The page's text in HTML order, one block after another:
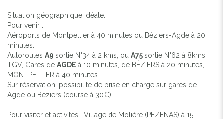
Situation géographique idéale.
Pour venir :
Aéroports de Montpellier à 40 minutes ou Béziers-Agde à 20
minutes.
Autoroutes A9 sortie N°34 à 2 kms, ou A75sortie N°62 à 8kms.
TGV, Gares de AGDE à 10 minutes, de BÉZIERS à 20 minutes,
MONTPELLIER à 40 minutes.
Sur réservation, possibilité de prise en charge sur gares de
Agde ou Béziers (course à 30€)
Pour visiter et activités : Village de Molière (PEZENAS) à 15